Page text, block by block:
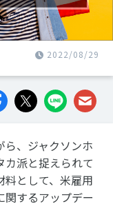
2022/08/29
、ジャクソンホ
派と捉えられて
として、米雇用
するアップデー